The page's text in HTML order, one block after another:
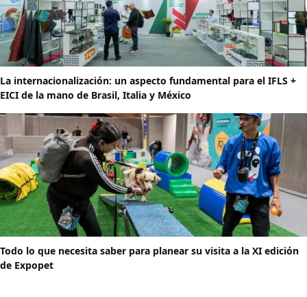
La internacionalización: un aspecto fundamental para el IFLS +
EICI de la mano de Brasil, Italia y México
Todo lo que necesita saber para planear su visita a la XI edición
de Expopet